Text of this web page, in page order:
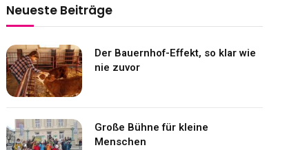
Neueste Beiträge
Der Bauernhof-Effekt, so klar wie
nie zuvor
Große Bühne für kleine
Menschen